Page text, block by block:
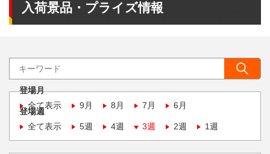
入荷景品・プライズ情報
登場月
全て表示
9月 8月 7月 6月
登場週
全て表示
5週 4週 3週 2週 1週